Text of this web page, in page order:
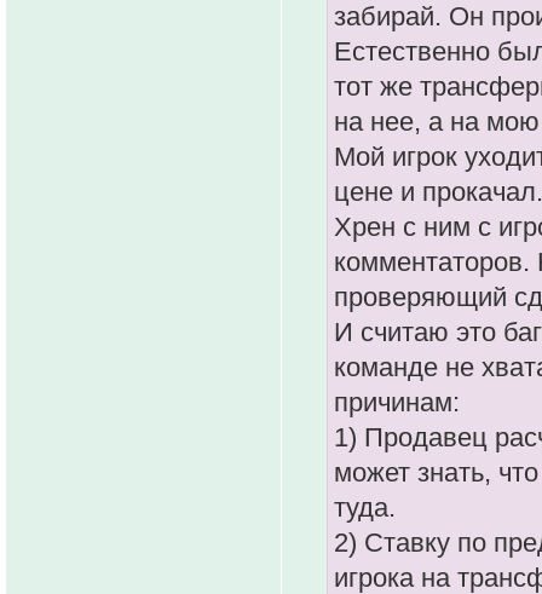
забирай. Он
Естественно
тот же
на нее, а на
Мой игрок
цене и
Хрен с ним с
проверяющий
И считаю это
команде не
причинам:
1) Продавец
может знать,
туда.
2) Ставку по
игрока на